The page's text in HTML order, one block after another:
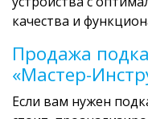
качества и
Продажа
«Мастер-
Если вам нужен